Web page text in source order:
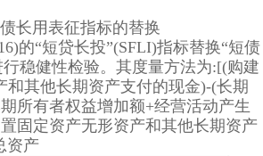
长用表征指标的替换
的“短贷长投”(SFLI)指标替换“短债
稳健性检验。其度量方法为:[(购建
和其他长期资产支付的现金)-(长期
所有者权益增加额+经营活动产生
固定资产无形资产和其他长期资产
资产